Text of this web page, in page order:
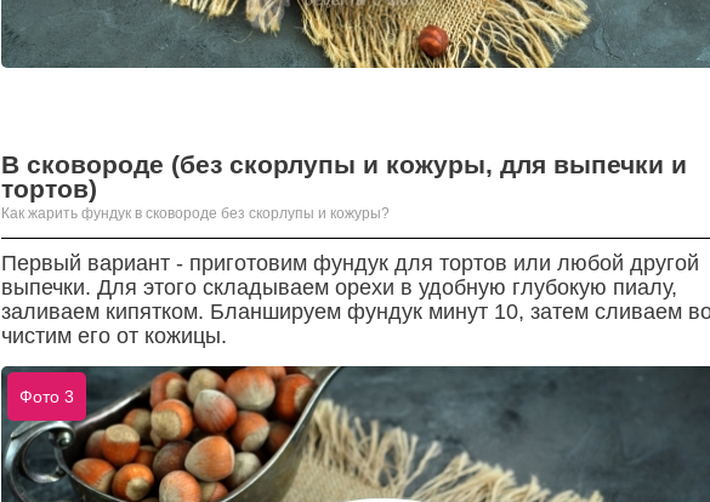
В сковороде (без скорлупы и кожуры, для выпечки и
тортов)
Как жарить фундук в сковороде без скорлупы и кожуры?
Первый вариант - приготовим фундук для тортов или любой другой
выпечки. Для этого складываем орехи в удобную глубокую пиалу,
заливаем кипятком. Бланшируем фундук минут 10, затем сливаем
чистим его от кожицы.
Фото 3